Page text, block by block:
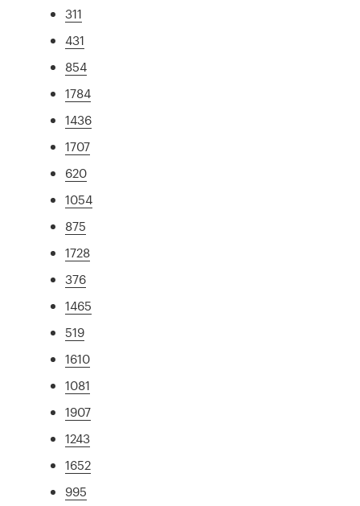
311
431
854
1784
1436
1707
620
1054
875
1728
376
1465
519
1610
1081
1907
1243
1652
995